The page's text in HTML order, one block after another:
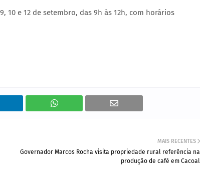
10 e 12 de setembro, das 9h às 12h, com horários
MAIS RECENTES
Governador Marcos Rocha visita propriedade rural referência na
produção de café em Cacoal